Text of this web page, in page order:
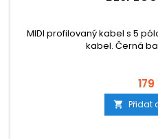
MIDI profilovaný kabel s 5
kabel. Černá
179
 Přidat